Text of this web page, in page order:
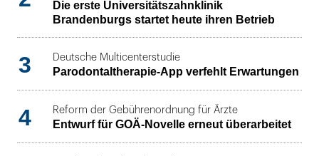
Die erste Universitätszahnklinik
Brandenburgs startet heute ihren Betrieb
3 Deutsche Multicenterstudie
Parodontaltherapie-App verfehlt Erwartungen
4 Reform der Gebührenordnung für Ärzte
Entwurf für GOÄ-Novelle erneut überarbeitet